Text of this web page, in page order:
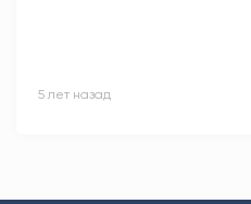
5 лет назад